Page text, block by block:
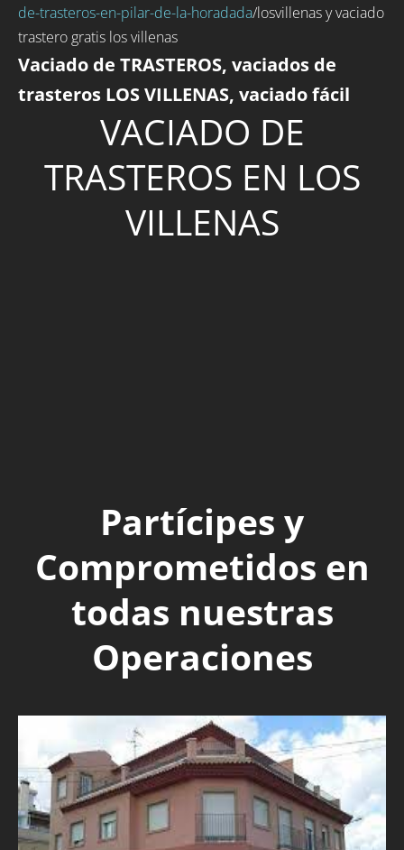
de-trasteros-en-pilar-de-la-horadada/losvillenas y vaciado
trastero gratis los villenas
Vaciado de TRASTEROS, vaciados de
trasteros LOS VILLENAS, vaciado fácil
VACIADO DE
TRASTEROS EN LOS
VILLENAS
Partícipes y
Comprometidos en
todas nuestras
Operaciones